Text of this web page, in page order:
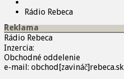
Rádio Rebeca
Rádio Rebeca
Reklama
Inzercia:
Obchodné oddelenie
e-mail: obchod[zavináč]rebeca.sk